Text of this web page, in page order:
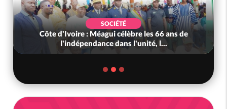
SOCIÉTÉ
Côte d'Ivoire : Méagui célèbre les 66 ans de
l'indépendance dans l'unité, l...